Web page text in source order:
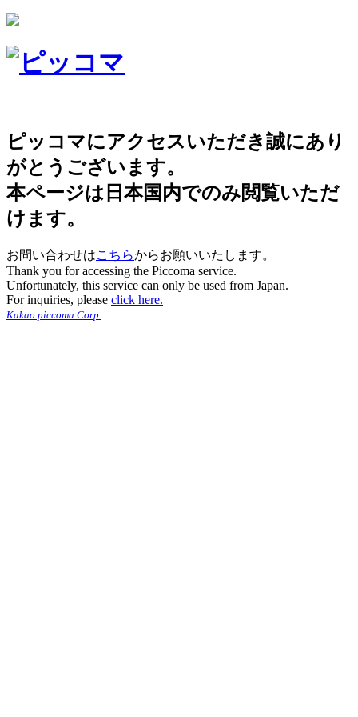
ピッコマにアクセスいただき誠にあり
がとうございます。
本ページは日本国内でのみ閲覧いただ
けます。
お問い合わせはこちらからお願いいたします。
Thank you for accessing the Piccoma service.
Unfortunately, this service can only be used from Japan.
For inquiries, please click here.
Kakao piccoma Corp.